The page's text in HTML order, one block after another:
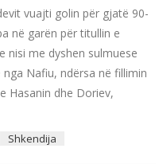
vuajti golin për gjatë 90-
në garën për titullin e
nisi me dyshen sulmuese
Nafiu, ndërsa në fillimin
Hasanin dhe Doriev,
Shkendija